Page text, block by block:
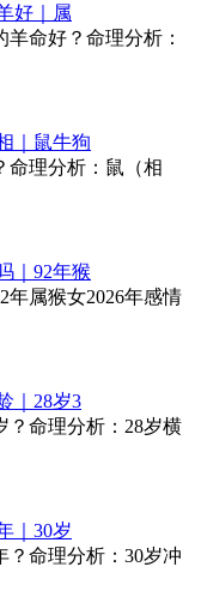
好｜属
羊命好？命理分析：
｜鼠牛狗
命理分析：鼠（相
｜92年猴
年属猴女2026年感情
｜28岁3
？命理分析：28岁横
｜30岁
？命理分析：30岁冲